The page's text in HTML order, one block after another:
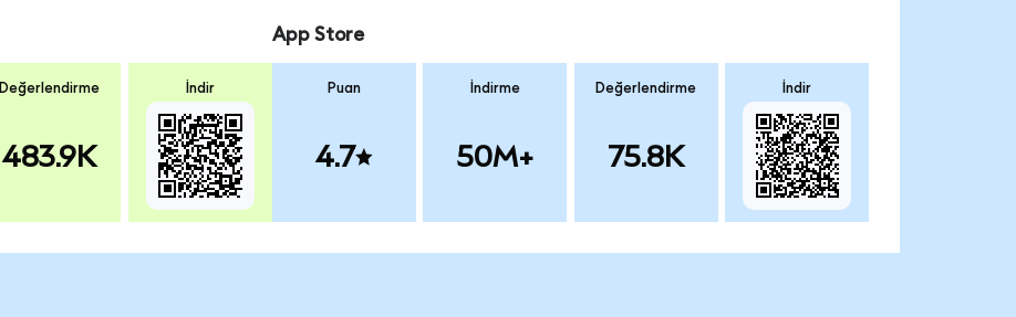
Değerlendirme
483.9K
İndir
App Store
Puan
4.7
İndirme
50M+
Değerlendirme
75.8K
İndir